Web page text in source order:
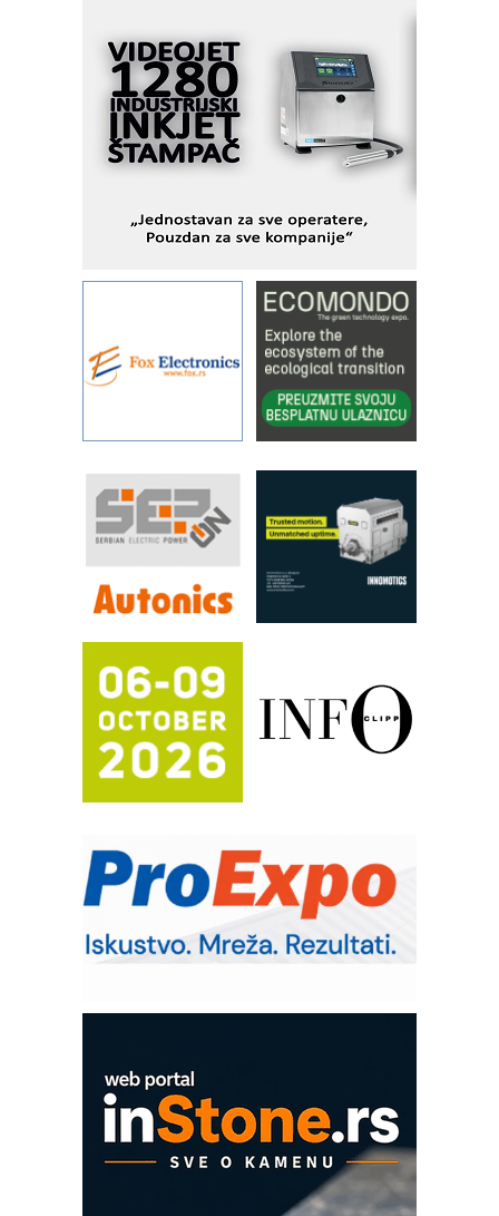
I.SAFE MOBILE revolucioniše
industrijsku automatizaciju
pionirskimmobile operator PANEL-OM
Fleksibilno stezanje i brzo
podešavanje u proizvodnji prototipova
KIP KOP – napredna rešenja za
objekte
Alba d.o.o. – 35 godina preciznosti u
IBeRTIM - oprema za ispitivanje
kontrole kvaliteta
STAUFF – Komponente koje
povećavaju pouzdanost hidrauličkih
pouzdanost u transferu fluida
Filtration Group Industrial – Napredna
rešenja za filtraciju u hidrauličkim i
procesnim sistemima
RILINEX kompanije Rittal
FANUC: Najbolje za vašu pametnu
Efikasno upravljanje energijom
Automatizacija pakovanja · Display
(Shelf-Ready) omotnice
Potpuna efikasnost bez složenih
sistema
Trajna oznaka kao dugoročna korist
IB BLUMENAUER - više od 40 godina
poverenja u industriji
RMQ-TITAN ADVANCED INDICATOR
– Pametna signalizacija za efikasnije
upravljanje mašinama
era CNC merenja
Proizvodnja iC7 Hybrid 1500 VDC
mrežnog pretvarača sa tečnim
hlađenjem
COMBYPACK
EVOKS Maintenance Management